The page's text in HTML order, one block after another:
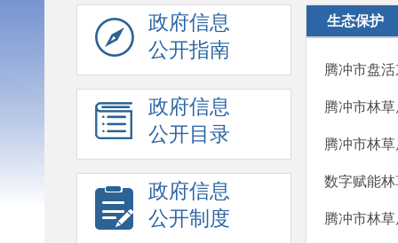
政府信息
公开指南
政府信息
公开目录
政府信息
公开制度
生态保护
腾冲市盘
腾冲市林
腾冲市林
数字赋能
腾冲市林